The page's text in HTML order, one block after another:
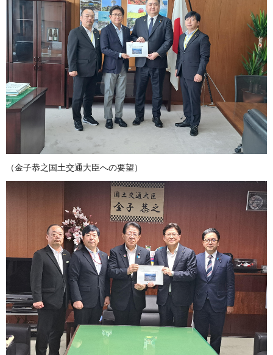
（金子恭之国土交通大臣への要望）